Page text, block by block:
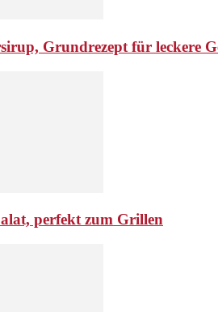
Grundrezept für leckere
perfekt zum Grillen